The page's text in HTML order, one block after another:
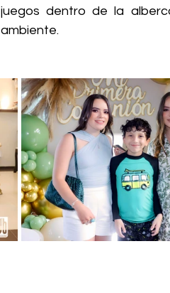
juegos dentro de la
ambiente.